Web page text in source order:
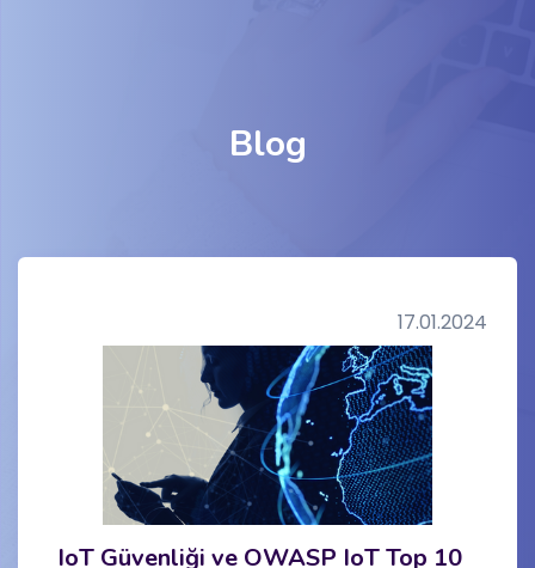
Blog
17.01.2024
IoT Güvenliği ve OWASP IoT Top 10